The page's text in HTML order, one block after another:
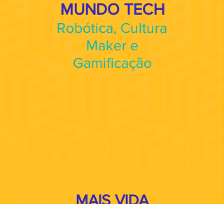
MUNDO TECH
Robótica, Cultura
Maker e
Gamificação
MAIS VIDA